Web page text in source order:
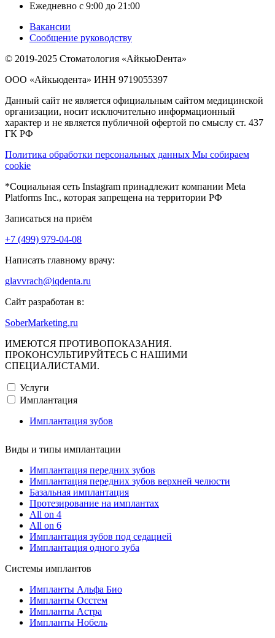
Ежедневно с 9:00 до 21:00
Вакансии
Сообщение руководству
© 2019-2025 Стоматология «АйкьюDента»
ООО «Айкьюдента» ИНН 9719055397
Данный сайт не является официальным сайтом медицинской
организации, носит исключительно информационный
характер и не является публичной офертой по смыслу ст. 437
ГК РФ
Политика обработки персональных данных Мы собираем
cookie
*Социальная сеть Instagram принадлежит компании Meta
Platforms Inc., которая запрещена на территории РФ
Записаться на приём
+7 (499) 979-04-08
Написать главному врачу:
glavvrach@iqdenta.ru
Сайт разработан в:
SoberMarketing.ru
ИМЕЮТСЯ ПРОТИВОПОКАЗАНИЯ.
ПРОКОНСУЛЬТИРУЙТЕСЬ С НАШИМИ
СПЕЦИАЛИСТАМИ.
Услуги
Имплантация
Имплантация зубов
Виды и типы имплантации
Имплантация передних зубов
Имплантация передних зубов верхней челюсти
Базальная имплантация
Протезирование на имплантах
All on 4
All on 6
Имплантация зубов под седацией
Имплантация одного зуба
Системы имплантов
Импланты Альфа Био
Импланты Осстем
Импланты Астра
Импланты Нобель